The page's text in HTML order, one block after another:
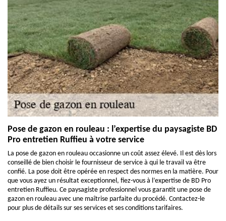
Pose de gazon en rouleau : l’expertise du paysagiste BD
Pro entretien Ruffieu à votre service
La pose de gazon en rouleau occasionne un coût assez élevé. Il est dès lors
conseillé de bien choisir le fournisseur de service à qui le travail va être
confié. La pose doit être opérée en respect des normes en la matière. Pour
que vous ayez un résultat exceptionnel, fiez-vous à l’expertise de BD Pro
entretien Ruffieu. Ce paysagiste professionnel vous garantit une pose de
gazon en rouleau avec une maîtrise parfaite du procédé. Contactez-le
pour plus de détails sur ses services et ses conditions tarifaires.